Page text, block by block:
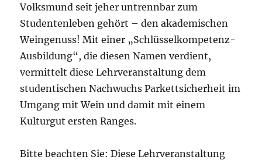
Volksmund seit jeher untrennbar zum
Studentenleben gehört – den akademischen
Weingenuss! Mit einer „Schlüsselkompetenz-
Ausbildung“, die diesen Namen verdient,
vermittelt diese Lehrveranstaltung dem
studentischen Nachwuchs Parkettsicherheit im
Umgang mit Wein und damit mit einem
Kulturgut ersten Ranges.
Bitte beachten Sie: Diese Lehrveranstaltung